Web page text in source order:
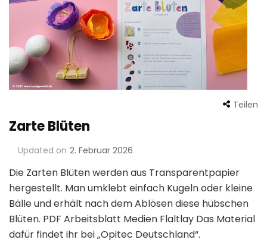
Teilen
Zarte Blüten
Updated on 2. Februar 2026
Die Zarten Blüten werden aus Transparentpapier
hergestellt. Man umklebt einfach Kugeln oder kleine
Bälle und erhält nach dem Ablösen diese hübschen
Blüten. PDF Arbeitsblatt Medien Flaltlay Das Material
dafür findet ihr bei „Opitec Deutschland“.